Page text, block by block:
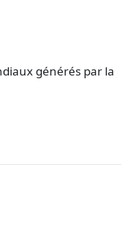
générés par la